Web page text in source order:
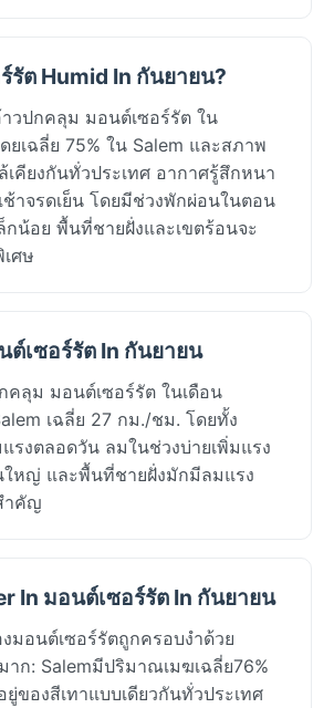
รัต Humid In กันยายน?
วปกคลุม มอนต์เซอร์รัต ใน
ยเฉลี่ย 75% ใน Salem และสภาพ
คียงกันทั่วประเทศ อากาศรู้สึกหนา
าจรดเย็น โดยมีช่วงพักผ่อนในตอน
กน้อย พื้นที่ชายฝั่งและเขตร้อนจะ
ศษ
ต์เซอร์รัต In กันยายน
คลุม มอนต์เซอร์รัต ในเดือน
เฉลี่ย 27 กม./ชม. โดยทั้ง
รงตลอดวัน ลมในช่วงบ่ายเพิ่มแรง
ใหญ่ และพื้นที่ชายฝั่งมักมีลมแรง
ำคัญ
In มอนต์เซอร์รัต In กันยายน
มอนต์เซอร์รัตถูกครอบงำด้วย
ก: Salemมีปริมาณเมฆเฉลี่ย76%
ของสีเทาแบบเดียวกันทั่วประเทศ